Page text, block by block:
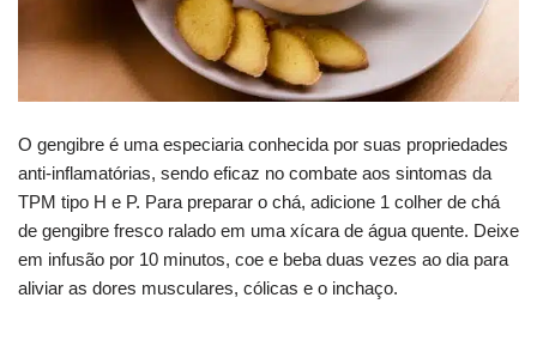
O gengibre é uma especiaria conhecida por suas propriedades
anti-inflamatórias, sendo eficaz no combate aos sintomas da
TPM tipo H e P. Para preparar o chá, adicione 1 colher de chá
de gengibre fresco ralado em uma xícara de água quente. Deixe
em infusão por 10 minutos, coe e beba duas vezes ao dia para
aliviar as dores musculares, cólicas e o inchaço.